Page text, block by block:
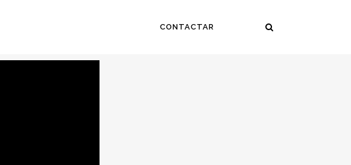
CONTACTAR